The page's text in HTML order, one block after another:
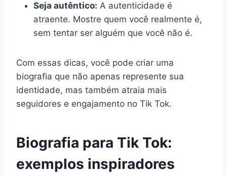
Seja autêntico: A autenticidade é
atraente. Mostre quem você realmente é,
sem tentar ser alguém que você não é.
Com essas dicas, você pode criar uma
biografia que não apenas represente sua
identidade, mas também atraia mais
seguidores e engajamento no Tik Tok.
Biografia para Tik Tok:
exemplos inspiradores